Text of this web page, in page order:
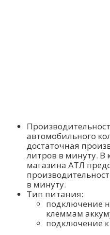
автомобильного
достаточная
литров в минуту. В
магазина АТЛ
в минуту.
Тип питания:
подключение
клеммам
подключение